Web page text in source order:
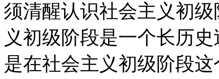
须清醒认识社会主义初
义初级阶段是一个长历
是在社会主义初级阶段